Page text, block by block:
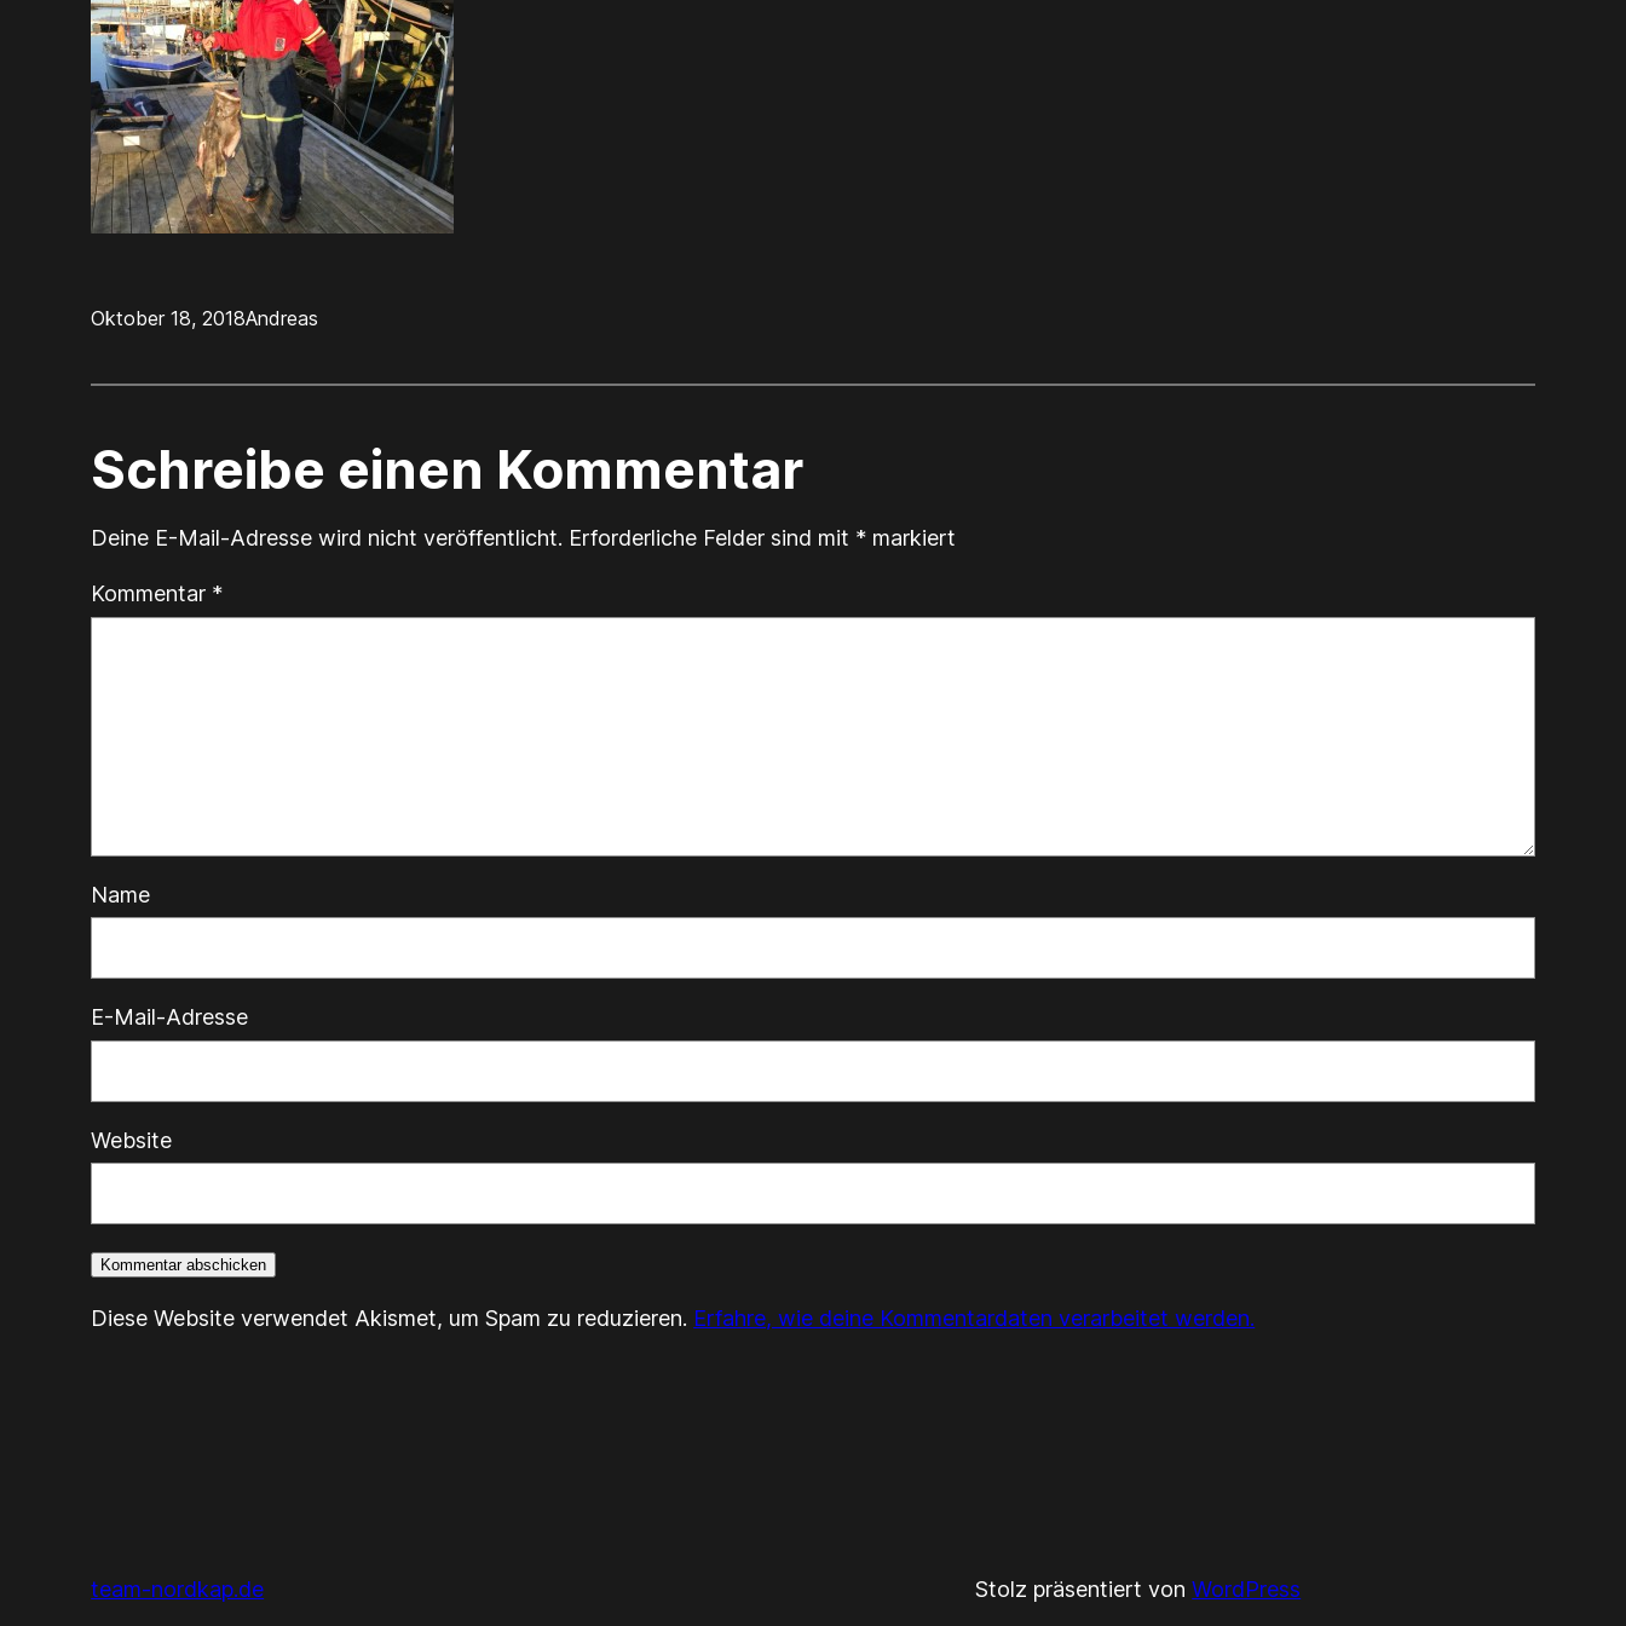
Oktober 18, 2018Andreas
Schreibe einen Kommentar
Deine E-Mail-Adresse wird nicht veröffentlicht. Erforderliche Felder sind mit * markiert
Kommentar *
Name
E-Mail-Adresse
Website
Diese Website verwendet Akismet, um Spam zu reduzieren. Erfahre, wie deine Kommentardaten verarbeitet werden.
team-nordkap.de Stolz präsentiert vonWordPress